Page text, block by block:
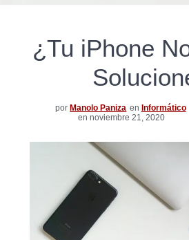
¿Tu iPhone
por Manolo Paniza en Informático
en noviembre 21, 2020